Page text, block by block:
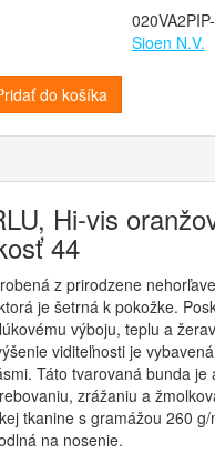
Sioen N.V.
do košíka
Hi-vis
44
z prirodzene
je šetrná k pokožke.
výboju, teplu a
viditeľnosti je
Táto tvarovaná bunda je
zrážaniu a
tkanine s gramážou 260 g/
na nosenie.